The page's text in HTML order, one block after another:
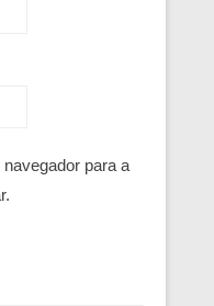
para a